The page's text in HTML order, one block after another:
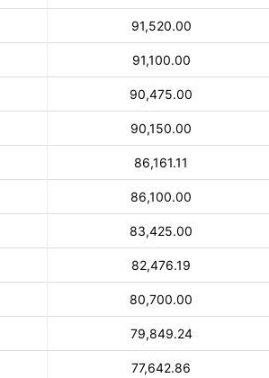
91,520.00
91,100.00
90,475.00
90,150.00
86,161.11
86,100.00
83,425.00
82,476.19
80,700.00
79,849.24
77,642.86